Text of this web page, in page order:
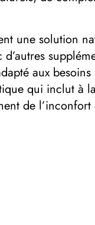
une solution
aux
qui inclut à
de l’inconfort